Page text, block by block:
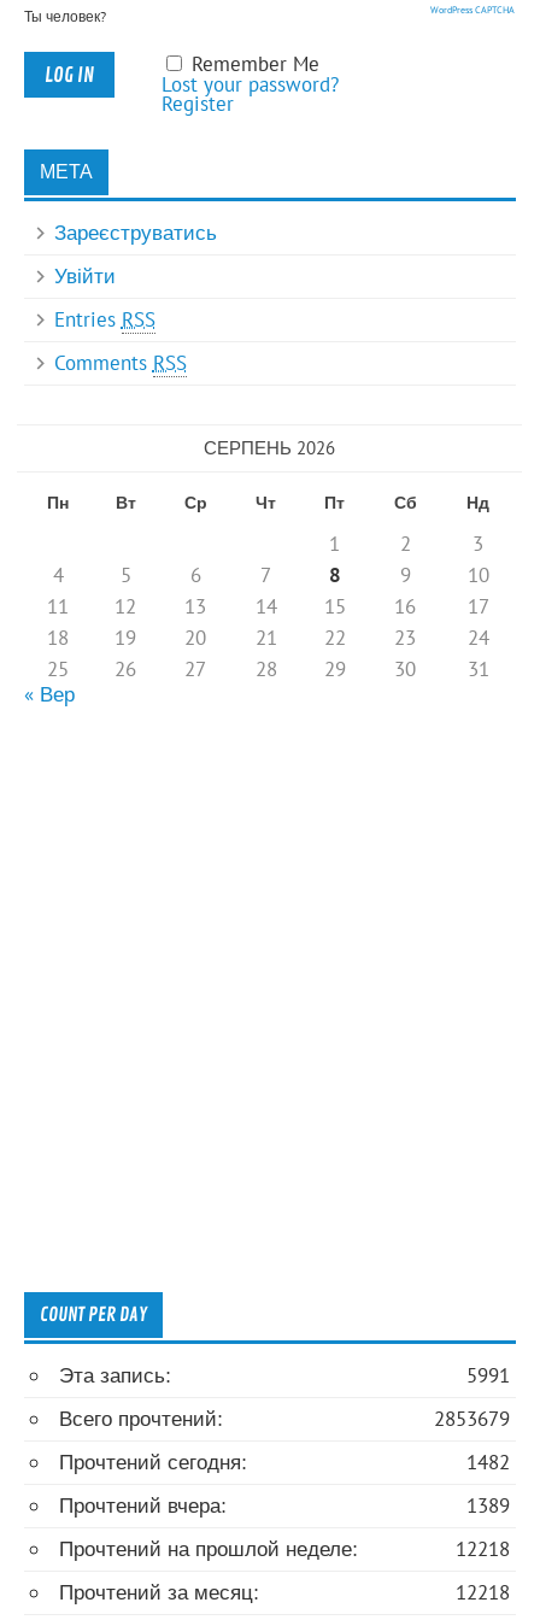
Ты человек? WordPress CAPTCHA
Remember Me
Lost your password?
Register
МЕТА
Зареєструватись
Увійти
Entries RSS
Comments RSS
СЕРПЕНЬ 2026
Пн Вт Ср Чт Пт Сб Нд
1 2
3
4
5 6 7 8 9
10
11
12 13 14 15 16
17
18
19 20 21 22 23
24
25
26 27 28 29 30
31
« Вер
COUNT PER DAY
5991
Эта запись:
2853679
Всего прочтений:
1482
Прочтений сегодня:
1389
Прочтений вчера:
12218
Прочтений на прошлой неделе:
12218
Прочтений за месяц: